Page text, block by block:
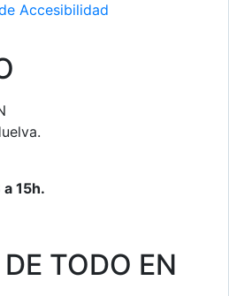
Accesibilidad
15h.
TODO EN